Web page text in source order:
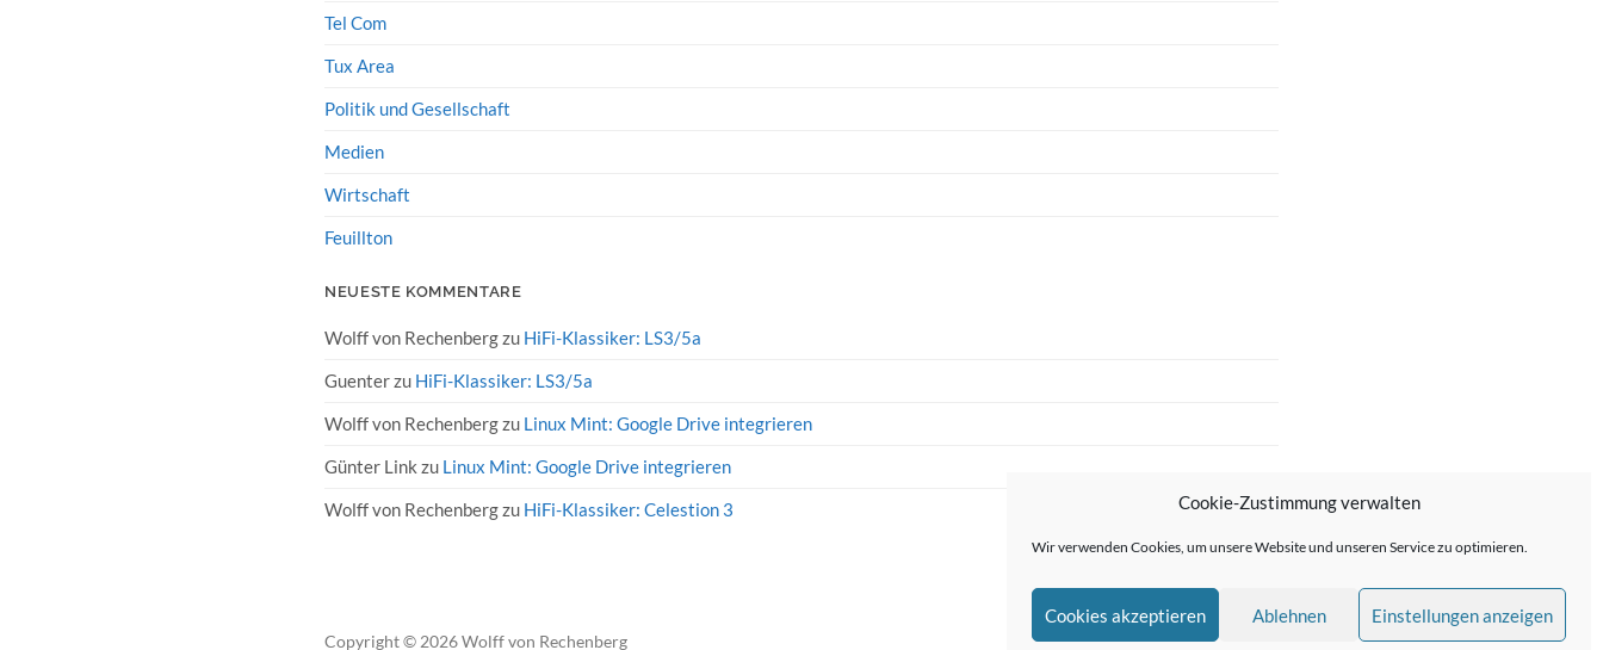
Cookie-Zustimmung verwalten
Wir verwenden Cookies, um unsere Website und unseren Service zu optimieren.
Cookies akzeptieren Ablehnen Einstellungen anzeigen
Tel Com
Tux Area
Politik und Gesellschaft
Medien
Wirtschaft
Feuillton
NEUESTE KOMMENTARE
Wolff von Rechenbergzu HiFi-Klassiker: LS3/5a
Guenterzu HiFi-Klassiker: LS3/5a
Wolff von Rechenbergzu Linux Mint: Google Drive integrieren
Günter Link zu Linux Mint: Google Drive integrieren
Wolff von Rechenbergzu HiFi-Klassiker: Celestion 3
Copyright© 2026Wolff von Rechenberg Theme vonAnders Norén